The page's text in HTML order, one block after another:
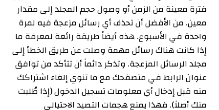
فترة معينة من الزمن أو وصول حجم المجلد إلى مقدار
معين. من الأفضل أن تحذف أي رسائل مزعجة فيه لمرة
واحدة في الأسبوع. هذه أيضاً طريقة رائعة لمعرفة ما
إذا كانت هناك رسائل مهمة وصلت عن طريق الخطأ إلى
مجلد الرسائل المزعجة. وتذكر دائماً أن تتأكد من توافق
عنوان الرابط في متصفحك مع ما تنوي إلغاء اشتراكك
منه قبل إدخال أي معلومات تسجيل الدخول (إذا طُلبت
منك أصلاً). فهذا يمنع هجمات التصيد الاحتيالي